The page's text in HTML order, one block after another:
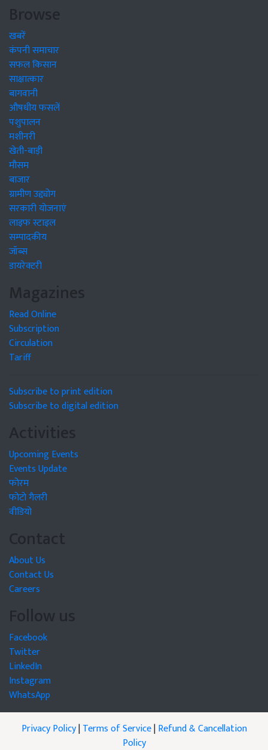
Browse
खबरें
कंपनी समाचार
सफल किसान
साक्षात्कार
बागवानी
औषधीय फसलें
पशुपालन
मशीनरी
खेती-बाड़ी
मौसम
बाजार
ग्रामीण उद्द्योग
सरकारी योजनाएं
लाइफ स्टाइल
सम्पादकीय
जॉब्स
डायरेक्टरी
Magazines
Read Online
Subscription
Circulation
Tariff
Subscribe to print edition
Subscribe to digital edition
Activities
Upcoming Events
Events Update
फोरम
फोटो गैलरी
वीडियो
Contact
About Us
Contact Us
Careers
Follow us
Facebook
Twitter
LinkedIn
Instagram
WhatsApp
Privacy Policy|Terms of Service|Refund & Cancellation
Policy